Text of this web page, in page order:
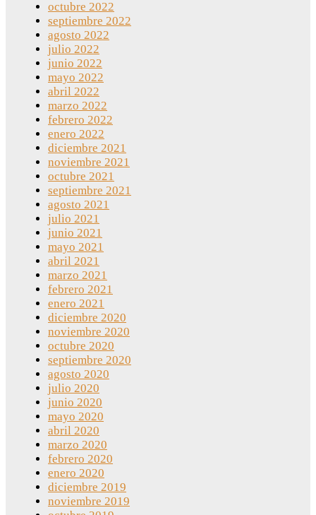
octubre 2022
septiembre 2022
agosto 2022
julio 2022
junio 2022
mayo 2022
abril 2022
marzo 2022
febrero 2022
enero 2022
diciembre 2021
noviembre 2021
octubre 2021
septiembre 2021
agosto 2021
julio 2021
junio 2021
mayo 2021
abril 2021
marzo 2021
febrero 2021
enero 2021
diciembre 2020
noviembre 2020
octubre 2020
septiembre 2020
agosto 2020
julio 2020
junio 2020
mayo 2020
abril 2020
marzo 2020
febrero 2020
enero 2020
diciembre 2019
noviembre 2019